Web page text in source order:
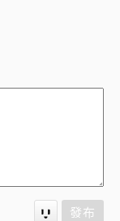
發布